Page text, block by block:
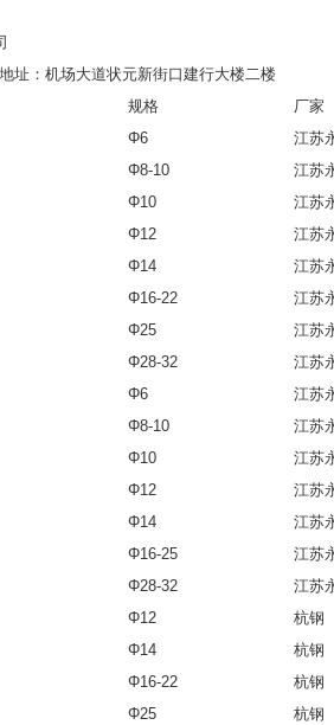
司
地址：机场大道状元新街口建行大楼二楼
规格
厂家
Φ6
江苏
Φ8-10
江苏
Φ10
江苏
Φ12
江苏
Φ14
江苏
Φ16-22
江苏
Φ25
江苏
Φ28-32
江苏
Φ6
江苏
Φ8-10
江苏
Φ10
江苏
Φ12
江苏
Φ14
江苏
Φ16-25
江苏
Φ28-32
江苏
Φ12
杭钢
Φ14
杭钢
Φ16-22
杭钢
Φ25
杭钢